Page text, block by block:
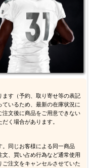
す（予約、取り寄せ等の表記
いるため、最新の在庫状況に
注文後に商品をご用意できない
く場合があります。
。同じお客様による同一商品
文、買い占め行為など通常使用
注文をキャンセルさせていた